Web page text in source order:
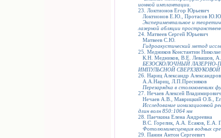
ионной имплантации.
23. Локтионов Егор Юрьевич
Локтионов Е.Ю., Протасов
Экспериментальное и
лазерной абляции
24. Матвеев Сергей Юрьевич
Матвеев С.Ю.
Гидроакустический метод
25. Медников Константин
К.Н. Медников, В.Е. Левашов,
БЕЗОСКОЛОЧНЫЙ ЛАЗЕРНО-
ИМПУЛЬСНОЙ
26. Нариц Александр
А.А.Нариц, Л.П.Пресняков
Перезарядка в столкновениях
27. Нечаев Алексей Владимирович
Нечаев А.В., Маврицкий О.Б.,
Исследование ионизационной
длин волн 850:1064 нм
28. Паечкина Елена Андреевна
В.С. Горелик, А.А. Есаков, Е.А.
Фотолюминесценция водных
29. Панин Антон Сергеевич